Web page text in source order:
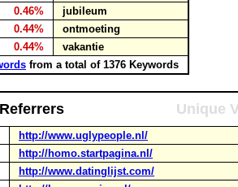
0.46%
jubileum
0.44%
ontmoeting
0.44%
vakantie
from a total of 1376 Keywords
Unique
http://www.uglypeople.nl/
http://homo.startpagina.nl/
http://www.datinglijst.com/